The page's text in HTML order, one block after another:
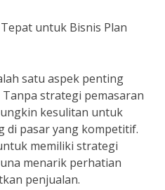
untuk Bisnis Plan
satu aspek penting
strategi pemasaran
kesulitan untuk
di pasar yang kompetitif.
memiliki strategi
menarik perhatian
penjualan.